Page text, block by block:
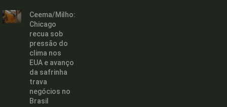
Ceema/Milho:
Chicago
recua sob
pressão do
clima nos
EUA e avanço
da safrinha
trava
negócios no
Brasil